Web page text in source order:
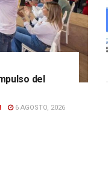
del
6 AGOSTO, 2026